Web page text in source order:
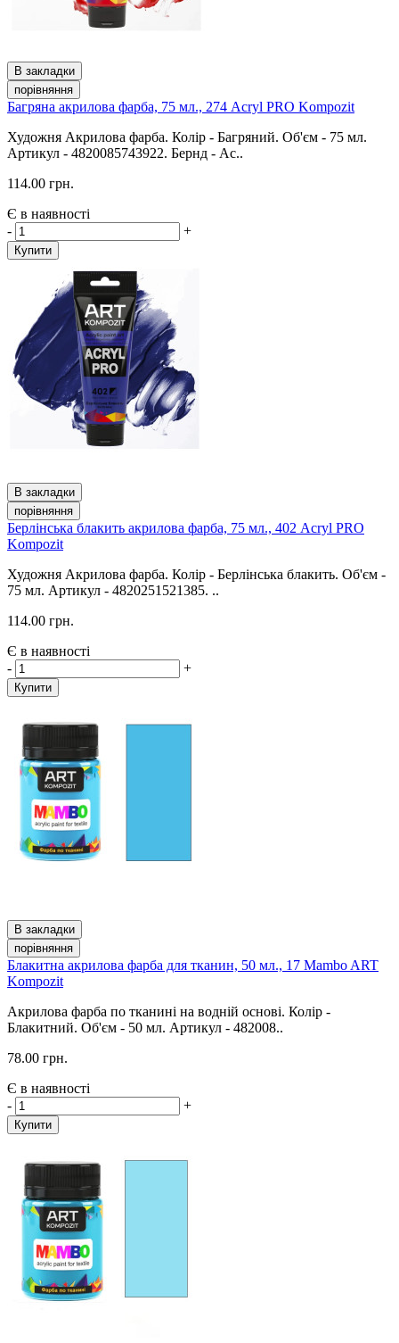
В закладки
порівняння
Багряна акрилова фарба, 75 мл., 274 Acryl PRO Kompozit
Художня Акрилова фарба. Колір - Багряний. Об'єм - 75 мл.
Артикул - 4820085743922. Бернд - Ac..
114.00 грн.
Є в наявності
-
+
Купити
В закладки
порівняння
Берлінська блакить акрилова фарба, 75 мл., 402 Acryl PRO
Kompozit
Художня Акрилова фарба. Колір - Берлінська блакить. Об'єм -
75 мл. Артикул - 4820251521385. ..
114.00 грн.
Є в наявності
-
+
Купити
В закладки
порівняння
Блакитна акрилова фарба для тканин, 50 мл., 17 Mambo ART
Kompozit
Акрилова фарба по тканині на водній основі. Колір -
Блакитний. Об'єм - 50 мл. Артикул - 482008..
78.00 грн.
Є в наявності
-
+
Купити